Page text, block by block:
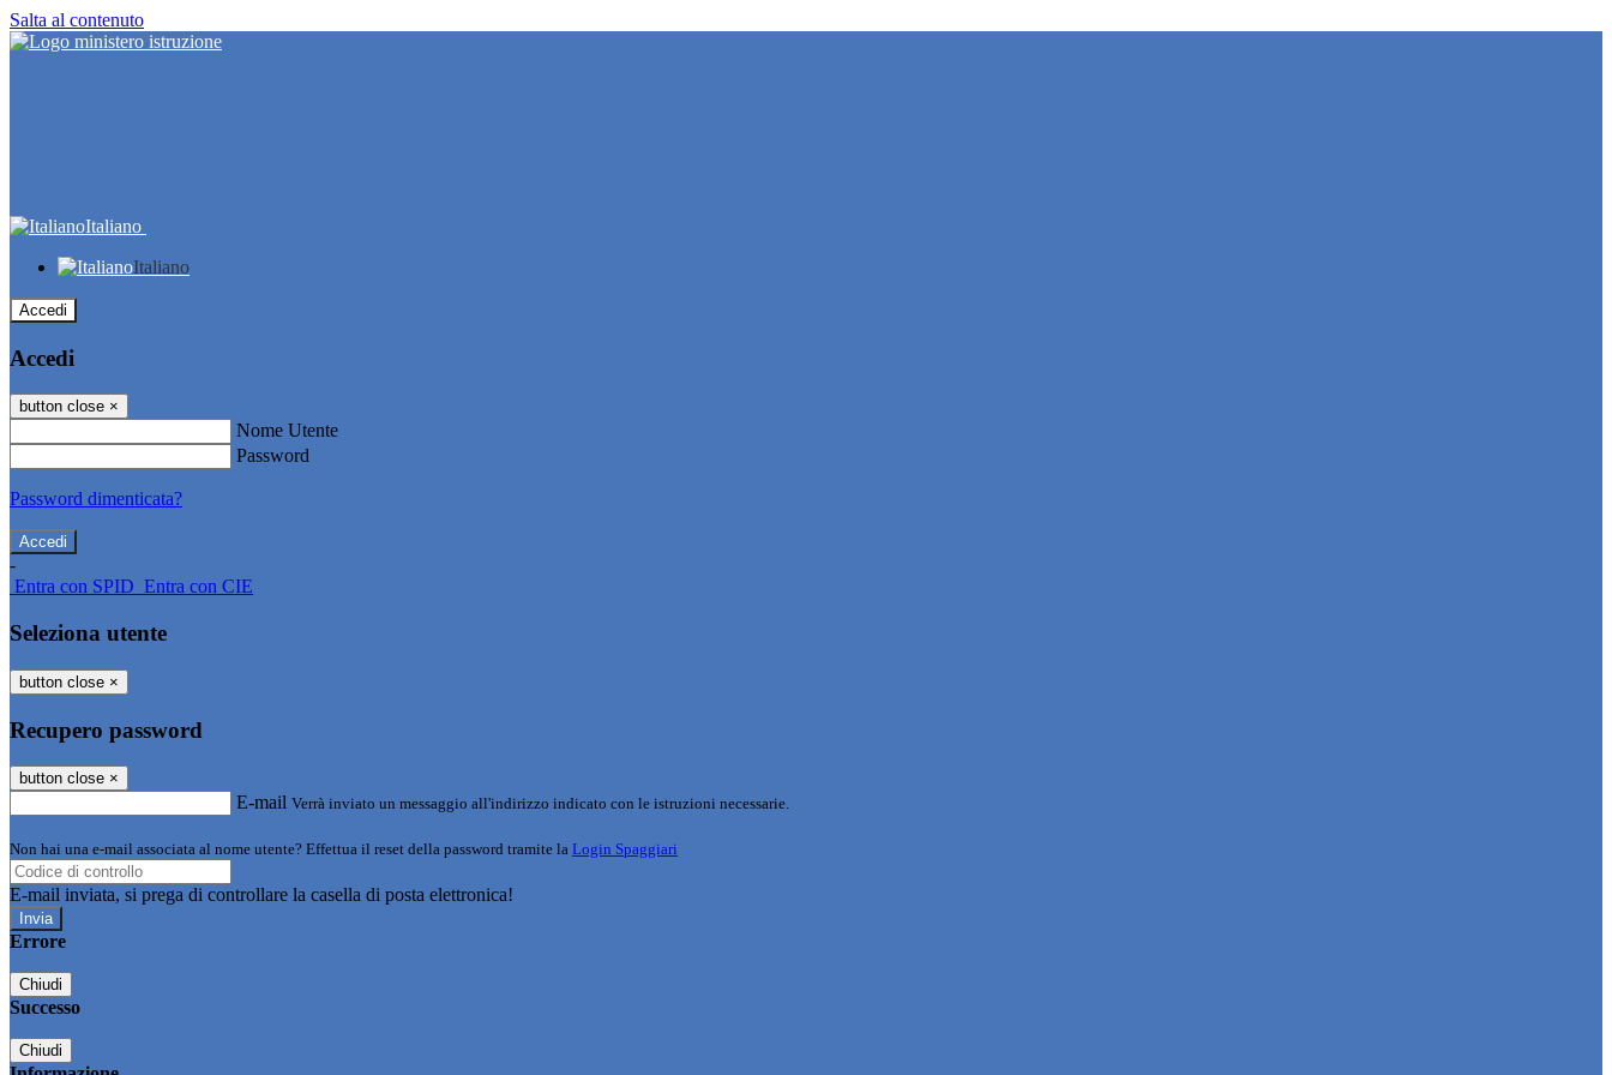
Salta al contenuto
Italiano
Italiano
Accedi
Accedi
button close ×
Nome Utente
Password
Password dimenticata?
-
Entra con SPID Entra con CIE
Seleziona utente
button close ×
Recupero password
button close ×
E-mail Verrà inviato un messaggio all'indirizzo indicato con le istruzioni necessarie.
Non hai una e-mail associata al nome utente? Effettua il reset della password tramite la Login Spaggiari
E-mail inviata, si prega di controllare la casella di posta elettronica!
Errore
Chiudi
Successo
Chiudi